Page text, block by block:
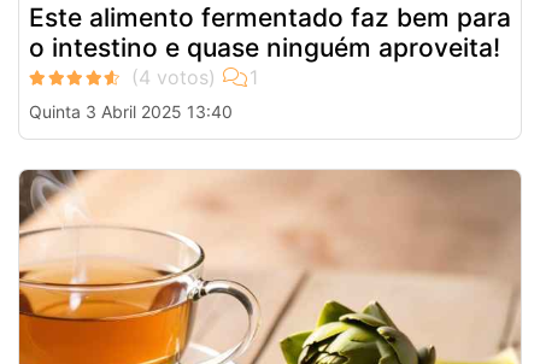
Este alimento fermentado faz bem para
o intestino e quase ninguém aproveita!
Quinta 3 Abril 2025 13:40